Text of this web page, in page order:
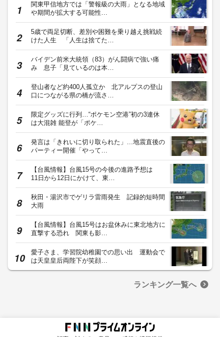
関東甲信地方では「警報級の大雨」となる地域
や期間が拡大する可能性…
5歳で両足切断、差別や困難を乗り越え挑戦続
けた人生 「人生は捨てた…
バイデン前米大統領（83）がん闘病で強い痛
み 息子「見ているのは本…
登山者など約400人孤立か 北アルプスの登山
口につながる県の橋が流さ…
限定グッズに行列…“ポケモン空港”初の3連休
は大混雑 能登が「ポケ…
発言は「きれいに切り取られた」…地震直後の
パーティー開催「やって…
【台風情報】台風15号の今後の進路予想は
11日から12日にかけて、東…
秋田・湯沢市でゲリラ雷雨発生 記録的短時間
大雨
【台風情報】台風15号はお盆休みに東北地方に
直撃する恐れ 関東も影…
愛子さま、学習院幼稚園での思い出 運動会で
は天皇皇后両陛下が笑顔…
ランキング一覧へ